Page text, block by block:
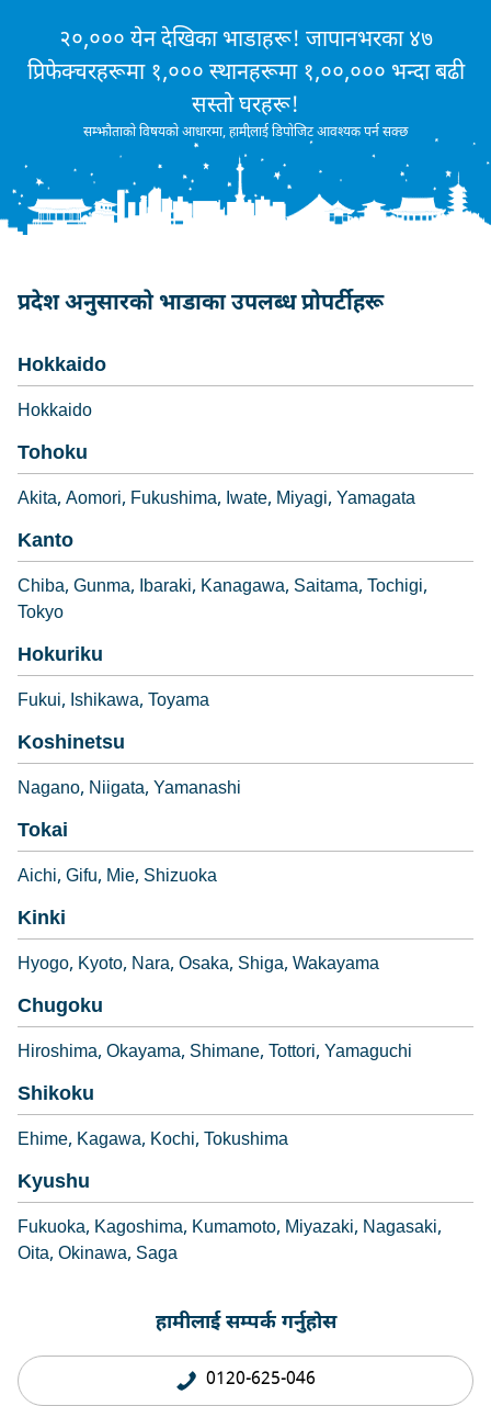
२०,००० येन देखिका भाडाहरू! जापानभरका ४७
प्रिफेक्चरहरूमा १,००० स्थानहरूमा १,००,००० भन्दा बढी
सस्तो घरहरू!
सम्झौताको विषयको आधारमा, हामीलाई डिपोजिट आवश्यक पर्न सक्छ
प्रदेश अनुसारको भाडाका उपलब्ध प्रोपर्टीहरू
Hokkaido
Hokkaido
Tohoku
Akita Aomori Fukushima Iwate Miyagi Yamagata
Kanto
Chiba Gunma Ibaraki Kanagawa Saitama Tochigi
Tokyo
Hokuriku
Fukui Ishikawa Toyama
Koshinetsu
Nagano Niigata Yamanashi
Tokai
Aichi Gifu Mie Shizuoka
Kinki
Hyogo Kyoto Nara Osaka Shiga Wakayama
Chugoku
Hiroshima Okayama Shimane Tottori Yamaguchi
Shikoku
Ehime Kagawa Kochi Tokushima
Kyushu
Fukuoka Kagoshima Kumamoto Miyazaki Nagasaki
Oita Okinawa Saga
हामीलाई सम्पर्क गर्नुहोस
0120-625-046